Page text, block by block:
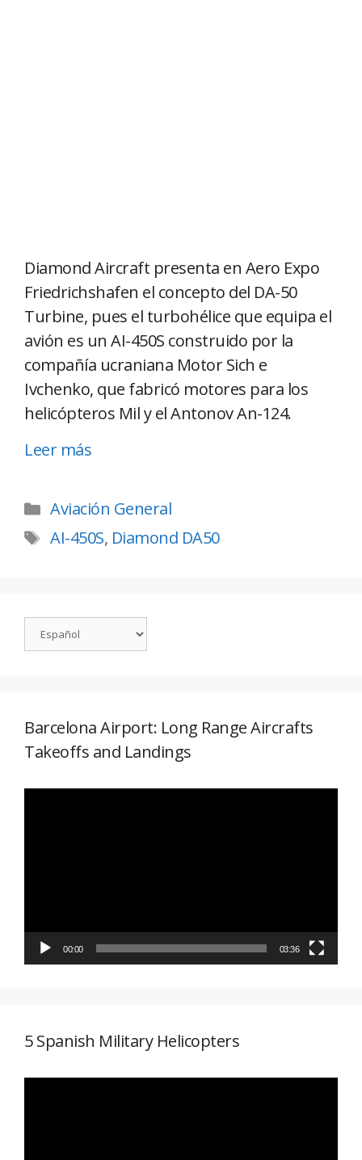
Diamond Aircraft presenta en Aero Expo
Friedrichshafen el concepto del DA-50
Turbine, pues el turbohélice que equipa el
avión es un AI-450S construido por la
compañía ucraniana Motor Sich e
Ivchenko, que fabricó motores para los
helicópteros Mil y el Antonov An-124.
Leer más
Aviación General
AI-450S, Diamond DA50
Barcelona Airport: Long Range Aircrafts
Takeoffs and Landings
00:00 03:36
5 Spanish Military Helicopters